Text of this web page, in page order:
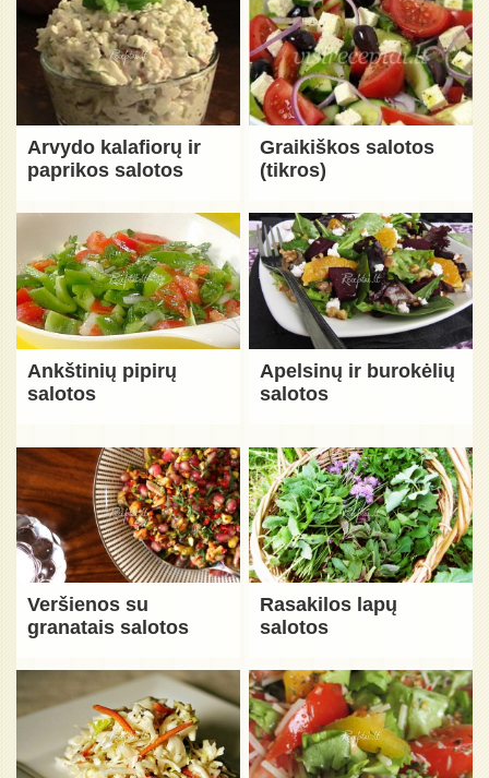
Arvydo kalafiorų ir
paprikos salotos
Graikiškos salotos
(tikros)
Ankštinių pipirų
salotos
Apelsinų ir burokėlių
salotos
Veršienos su
granatais salotos
Rasakilos lapų
salotos